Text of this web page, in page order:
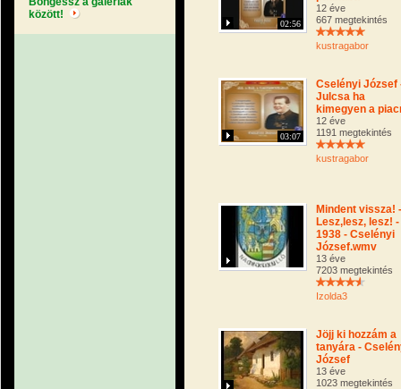
között!
02:56
12 éve
667 megtekintés
kustragabor
03:07
Cselényi József
Julcsa ha
kimegyen a
12 éve
1191 megtekintés
kustragabor
Mindent vissza! -
Lesz,lesz, lesz! -
1938 - Cselényi
József.wmv
13 éve
7203 megtekintés
Izolda3
Jöjj ki hozzám a
tanyára -
József
13 éve
1023 megtekintés